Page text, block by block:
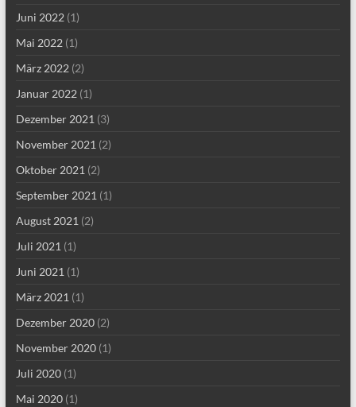
Juni 2022(1)
Mai 2022(1)
März 2022(2)
Januar 2022(1)
Dezember 2021 (3)
November 2021 (2)
Oktober 2021 (2)
September 2021 (1)
August 2021 (2)
Juli 2021 (1)
Juni 2021 (1)
März 2021 (1)
Dezember 2020(2)
November 2020(1)
Juli 2020(1)
Mai 2020(1)